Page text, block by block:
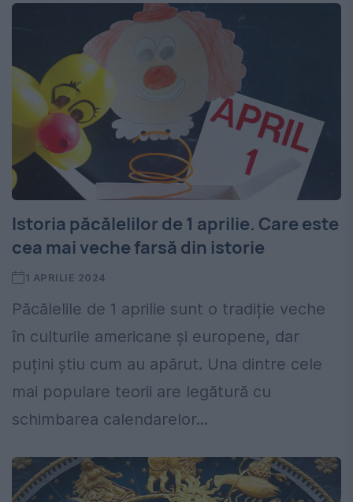
Istoria păcălelilor de 1 aprilie. Care este
cea mai veche farsă din istorie
1 APRILIE 2024
Păcălelile de 1 aprilie sunt o tradiție veche
în culturile americane și europene, dar
puțini știu cum au apărut. Una dintre cele
mai populare teorii are legătură cu
schimbarea calendarelor...